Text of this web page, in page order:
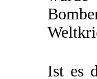
Ist es